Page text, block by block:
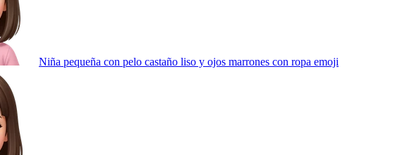
Niña pequeña con pelo castaño liso y ojos marrones con ropa emoji